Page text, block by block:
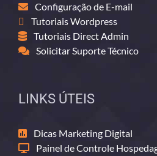
Configuração de E-mail
Tutoriais Wordpress
Tutoriais Direct Admin
Solicitar Suporte Técnico
LINKS ÚTEIS
Dicas Marketing Digital
Painel de Controle